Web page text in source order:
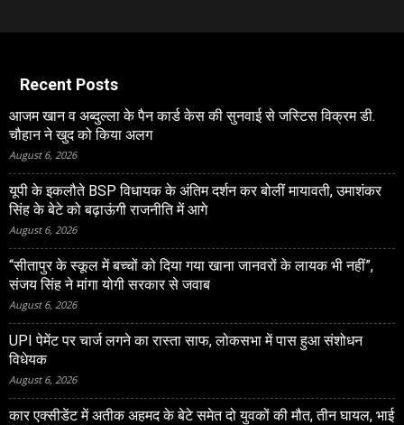
Recent Posts
आजम खान व अब्दुल्ला के पैन कार्ड केस की सुनवाई से जस्टिस विक्रम डी.
चौहान ने खुद को किया अलग
August 6, 2026
यूपी के इकलौते BSP विधायक के अंतिम दर्शन कर बोलीं मायावती, उमाशंकर
सिंह के बेटे को बढ़ाऊंगी राजनीति में आगे
August 6, 2026
“सीतापुर के स्‍कूल में बच्‍चों को दिया गया खाना जानवरों के लायक भी नहीं”,
संजय सिंह ने मांगा योगी सरकार से जवाब
August 6, 2026
UPI पेमेंट पर चार्ज लगने का रास्ता साफ, लोकसभा में पास हुआ संशोधन
विधेयक
August 6, 2026
कार एक्सीडेंट में अतीक अहमद के बेटे समेत दो युवकों की मौत, तीन घायल, भाई